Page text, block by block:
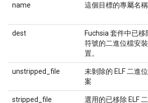
name 這個目標的專屬名稱
dest
Fuchsia 套件中已移
符號的二進位檔安
置。
unstripped_file
未剝除的 ELF 二進
案
stripped_file 選用的已移除 ELF